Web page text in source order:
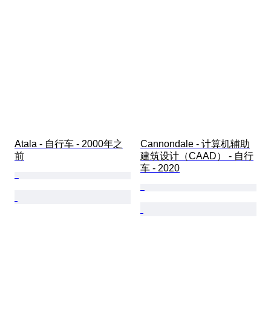
Atala - 自行车 - 2000年之
前
Cannondale - 计算机辅助
建筑设计（CAAD） - 自行
车 - 2020